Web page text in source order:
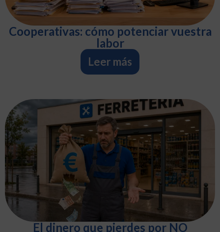
Cooperativas: cómo potenciar vuestra
labor
Leer más
El dinero que pierdes por NO